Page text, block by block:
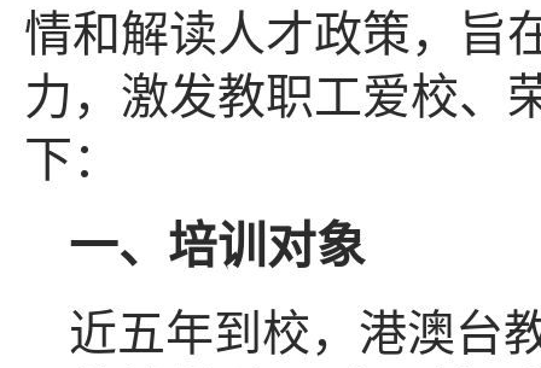
情和解读人才政策，旨
力，激发教职工爱校、
下：
一、培训对象
近五年到校，港澳台